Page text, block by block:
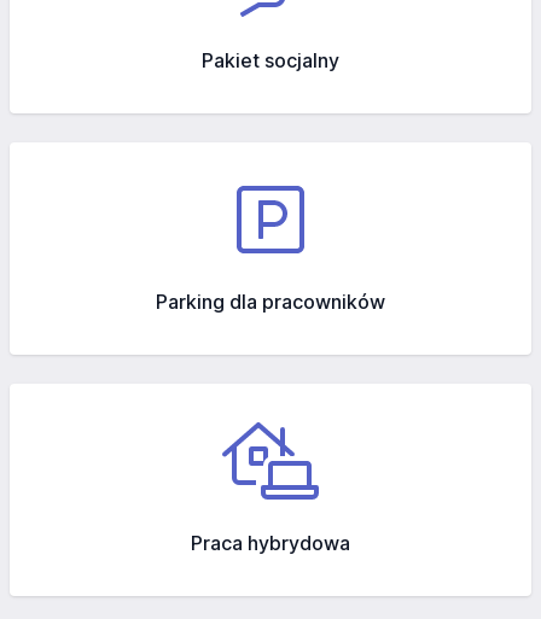
Pakiet socjalny
Parking dla pracowników
Praca hybrydowa